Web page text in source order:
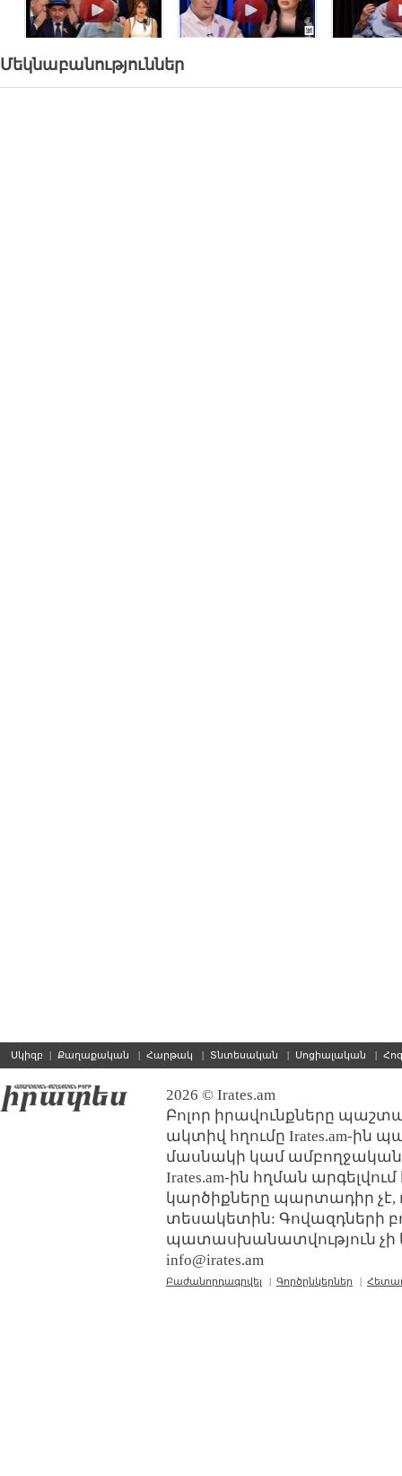
. . .
Մեկնաբանություններ
Սկիզբ | Քաղաքական | Հարթակ | Տնտեսական | Սոցիալական |
2026 © Irates.am
Բոլոր իրավունքները
ակտիվ հղումը Irates.am-ին
մասնակի կամ ամբողջական
Irates.am-ին հղման
կարծիքները պարտադիր չէ,
տեսակետին: Գովազդների
պատասխանատվություն չի
info@irates.am
Բաժանորդագրվել | Գործընկերներ |